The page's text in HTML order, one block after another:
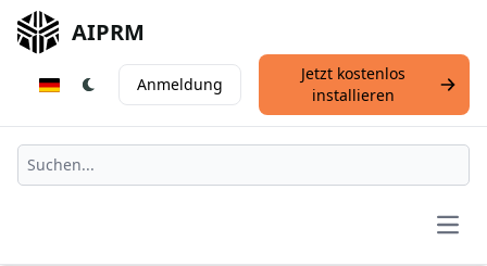
AIPRM
Anmeldung
Jetzt kostenlos
installieren